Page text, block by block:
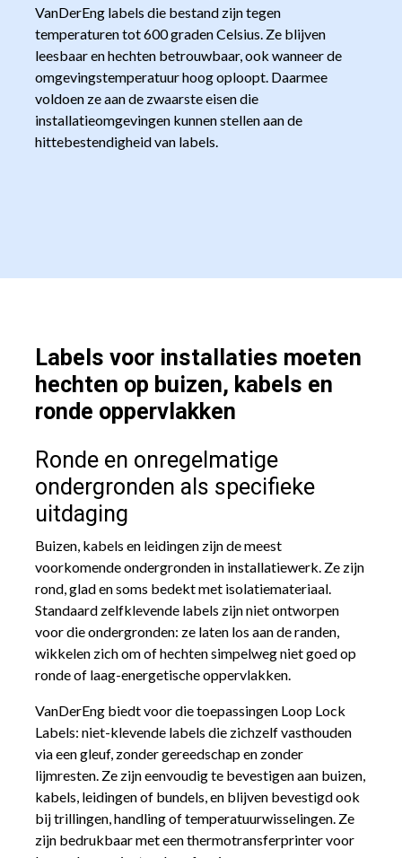
VanDerEng labels die bestand zijn tegen
temperaturen tot 600 graden Celsius. Ze blijven
leesbaar en hechten betrouwbaar, ook wanneer de
omgevingstemperatuur hoog oploopt. Daarmee
voldoen ze aan de zwaarste eisen die
installatieomgevingen kunnen stellen aan de
hittebestendigheid van labels.
Labels voor installaties moeten
hechten op buizen, kabels en
ronde oppervlakken
Ronde en onregelmatige
ondergronden als specifieke
uitdaging
Buizen, kabels en leidingen zijn de meest
voorkomende ondergronden in installatiewerk. Ze zijn
rond, glad en soms bedekt met isolatiemateriaal.
Standaard zelfklevende labels zijn niet ontworpen
voor die ondergronden: ze laten los aan de randen,
wikkelen zich om of hechten simpelweg niet goed op
ronde of laag-energetische oppervlakken.
VanDerEng biedt voor die toepassingen Loop Lock
Labels: niet-klevende labels die zichzelf vasthouden
via een gleuf, zonder gereedschap en zonder
lijmresten. Ze zijn eenvoudig te bevestigen aan buizen,
kabels, leidingen of bundels, en blijven bevestigd ook
bij trillingen, handling of temperatuurwisselingen. Ze
zijn bedrukbaar met een thermotransferprinter voor